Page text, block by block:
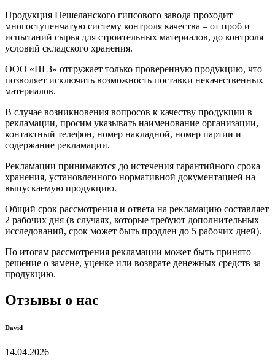
Продукция Пешеланского гипсового завода проходит
многоступенчатую систему контроля качества – от проб и
испытаний сырья для строительных материалов, до контроля
условий складского хранения.
ООО «ПГЗ» отгружает только проверенную продукцию, что
позволяет исключить возможность поставки некачественных
материалов.
В случае возникновения вопросов к качеству продукции в
рекламации, просим указывать наименование организации,
контактный телефон, номер накладной, номер партии и
содержание рекламации.
Рекламации принимаются до истечения гарантийного срока
хранения, установленного нормативной документацией на
выпускаемую продукцию.
Общий срок рассмотрения и ответа на рекламацию составляет
2 рабочих дня (в случаях, которые требуют дополнительных
исследований, срок может быть продлен до 5 рабочих дней).
По итогам рассмотрения рекламации может быть принято
решение о замене, уценке или возврате денежных средств за
продукцию.
Отзывы о нас
David
14.04.2026